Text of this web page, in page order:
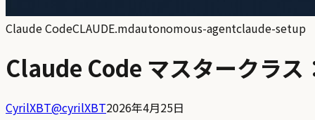
Claude CodeCLAUDE.mdautonomous-agentclaude-setup
Claude Code マスタークラス
CyrilXBT@cyrilXBT2026年4月25日